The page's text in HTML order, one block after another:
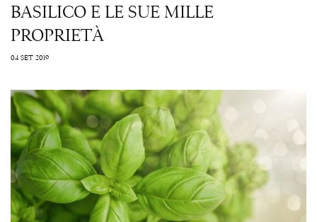
BASILICO E LE SUE MILLE
PROPRIETÀ
04 SET 2019